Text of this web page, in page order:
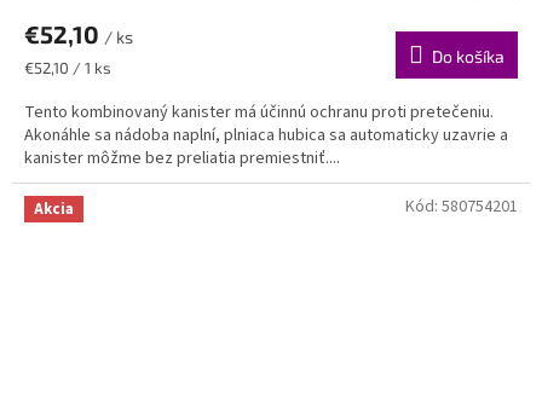
€52,10 / ks
Jednotková
€52,10 / 1 ks
Do košíka
Tento kombinovaný kanister má účinnú ochranu proti pretečeniu.
Akonáhle sa nádoba naplní, plniaca hubica sa automaticky uzavrie a
kanister môžme bez preliatia premiestniť....
Akcia Kód: 580754201